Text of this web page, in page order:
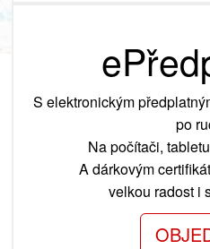
S elektronickým
po
Na počítači,
A dárkovým
velkou radost i